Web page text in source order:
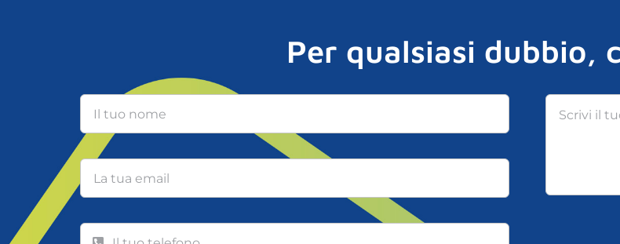
Per qualsiasi dubbio,